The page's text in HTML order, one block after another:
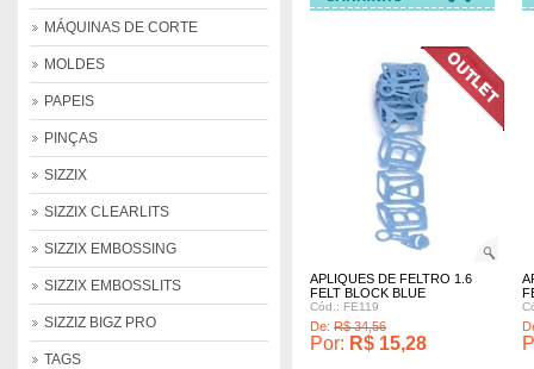
MÁQUINAS DE CORTE
MOLDES
PAPEIS
PINÇAS
SIZZIX
SIZZIX CLEARLITS
SIZZIX EMBOSSING
SIZZIX EMBOSSLITS
SIZZIZ BIGZ PRO
TAGS
APLIQUES DE FELTRO 1.6
FELT BLOCK BLUE
Cód.: FE119
De: R$ 34,56
Por: R$ 15,28